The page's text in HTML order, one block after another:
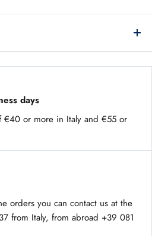
days
€40 or more in Italy and €55 or
orders you can contact us at the
from Italy, from abroad +39 081